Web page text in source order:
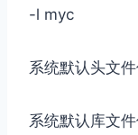
-l myc
系统默认头文
系统默认库文